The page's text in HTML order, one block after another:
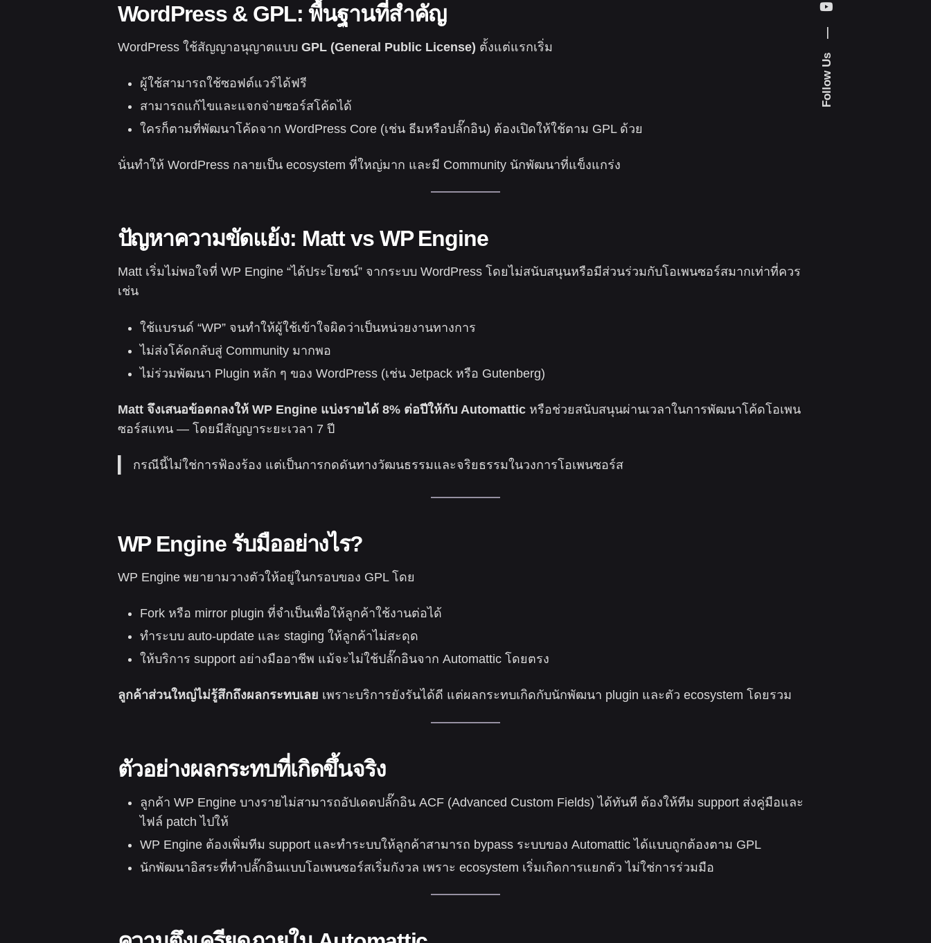
Follow Us
WordPress & GPL: พื้นฐานที่สำคัญ
WordPress ใช้สัญญาอนุญาตแบบ GPL (General Public License) ตั้งแต่แรกเริ่ม
ผู้ใช้สามารถใช้ซอฟต์แวร์ได้ฟรี
สามารถแก้ไขและแจกจ่ายซอร์สโค้ดได้
ใครก็ตามที่พัฒนาโค้ดจาก WordPress Core (เช่น ธีมหรือปลั๊กอิน) ต้องเปิดให้ใช้ตาม GPL ด้วย
นั่นทำให้ WordPress กลายเป็น ecosystem ที่ใหญ่มาก และมี Community นักพัฒนาที่แข็งแกร่ง
ปัญหาความขัดแย้ง: Matt vs WP Engine
Matt เริ่มไม่พอใจที่ WP Engine “ได้ประโยชน์” จากระบบ WordPress โดยไม่สนับสนุนหรือมีส่วนร่วมกับโอเพนซอร์สมากเท่าที่ควร
เช่น
ใช้แบรนด์ “WP” จนทำให้ผู้ใช้เข้าใจผิดว่าเป็นหน่วยงานทางการ
ไม่ส่งโค้ดกลับสู่ Community มากพอ
ไม่ร่วมพัฒนา Plugin หลัก ๆ ของ WordPress (เช่น Jetpack หรือ Gutenberg)
Matt จึงเสนอข้อตกลงให้ WP Engine แบ่งรายได้ 8% ต่อปีให้กับ Automatticหรือช่วยสนับสนุนผ่านเวลาในการพัฒนาโค้ดโอเพน
ซอร์สแทน — โดยมีสัญญาระยะเวลา 7 ปี
กรณีนี้ไม่ใช่การฟ้องร้อง แต่เป็นการกดดันทางวัฒนธรรมและจริยธรรมในวงการโอเพนซอร์ส
WP Engine รับมืออย่างไร?
WP Engine พยายามวางตัวให้อยู่ในกรอบของ GPL โดย
Fork หรือ mirror plugin ที่จำเป็นเพื่อให้ลูกค้าใช้งานต่อได้
ทำระบบ auto-update และ staging ให้ลูกค้าไม่สะดุด
ให้บริการ support อย่างมืออาชีพ แม้จะไม่ใช้ปลั๊กอินจาก Automattic โดยตรง
ลูกค้าส่วนใหญ่ไม่รู้สึกถึงผลกระทบเลย เพราะบริการยังรันได้ดี แต่ผลกระทบเกิดกับนักพัฒนา plugin และตัว ecosystem โดยรวม
ตัวอย่างผลกระทบที่เกิดขึ้นจริง
ลูกค้า WP Engine บางรายไม่สามารถอัปเดตปลั๊กอิน ACF (Advanced Custom Fields) ได้ทันที ต้องให้ทีม support ส่งคู่มือและ
ไฟล์ patch ไปให้
WP Engine ต้องเพิ่มทีม support และทำระบบให้ลูกค้าสามารถ bypass ระบบของ Automattic ได้แบบถูกต้องตาม GPL
นักพัฒนาอิสระที่ทำปลั๊กอินแบบโอเพนซอร์สเริ่มกังวล เพราะ ecosystem เริ่มเกิดการแยกตัว ไม่ใช่การร่วมมือ